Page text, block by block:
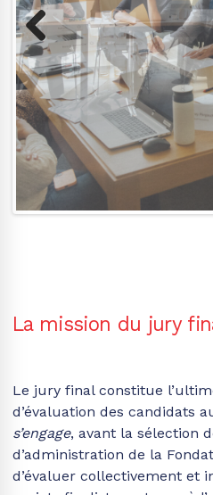
Previous
La mission du jury
Le jury final constitue
d’évaluation des candidats
s’engage , avant la sélection
d’administration de la
d’évaluer collectivement et
projets finalistes retenus à